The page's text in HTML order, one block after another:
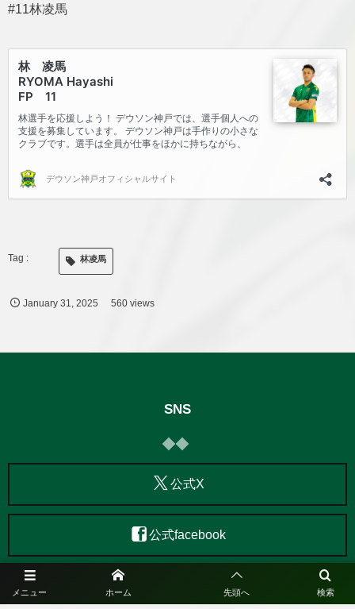
#11林凌馬
林凌馬
January 31 ,2025 560 views
メニュー 検索
ホーム 先頭へ
SNS
公式X
公式facebook
公式Instagram